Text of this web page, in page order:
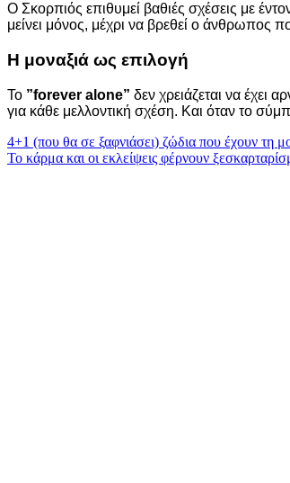
Ο Σκορπιός επιθυμεί βαθιές σχέσεις με
μείνει μόνος, μέχρι να βρεθεί ο άνθρωπος
Η μοναξιά ως επιλογή
Το ”forever alone” δεν χρειάζεται να έχει
για κάθε μελλοντική σχέση. Και όταν το
Πλοήγηση
άρθρων
4+1 (που θα σε ξαφνιάσει) ζώδια που έχουν τη
Το κάρμα και οι εκλείψεις φέρνουν